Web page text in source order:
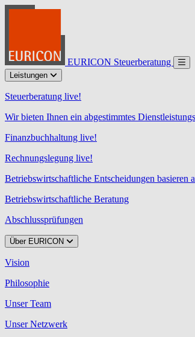
EURICON Steuerberatung
Leistungen
Steuerberatung live!
Wir bieten Ihnen ein abgestimmtes
Finanzbuchhaltung live!
Rechnungslegung live!
Betriebswirtschaftliche Entscheidungen
Betriebswirtschaftliche Beratung
Abschlussprüfungen
Über EURICON
Vision
Philosophie
Unser Team
Unser Netzwerk